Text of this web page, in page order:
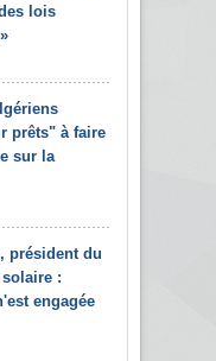
lois
prêts" à faire
sur la
président du
:
engagée